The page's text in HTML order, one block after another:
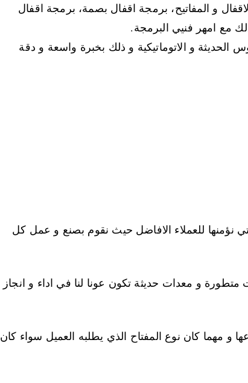
و المفاتيح، برمجة اقفال بصمة، برمجة اقفال
مع امهر فنيي البرمجة.
الحديثة و الاتوماتيكية و ذلك بخبرة واسعة و دقة
للعملاء الافاضل حيث نقوم بصنع و عمل كل
و معدات حديثة تكون عونا لنا في اداء و انجاز
مهما كان نوع المفتاح الذي يطلبه العميل سواء كان